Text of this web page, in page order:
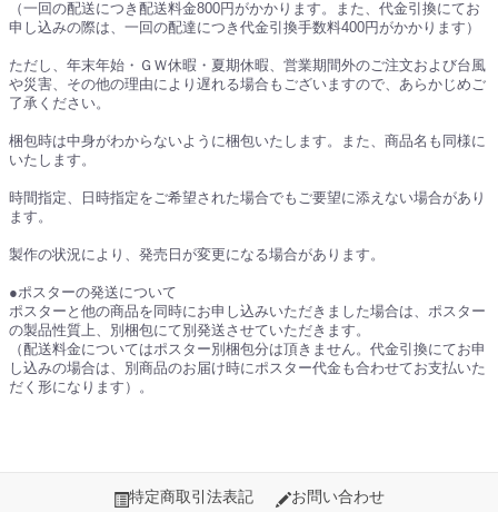
（一回の配送につき配送料金800円がかかります。また、代金引換にてお
申し込みの際は、一回の配達につき代金引換手数料400円がかかります）
ただし、年末年始・ＧＷ休暇・夏期休暇、営業期間外のご注文および台風
や災害、その他の理由により遅れる場合もございますので、あらかじめご
了承ください。
梱包時は中身がわからないように梱包いたします。また、商品名も同様に
いたします。
時間指定、日時指定をご希望された場合でもご要望に添えない場合があり
ます。
製作の状況により、発売日が変更になる場合があります。
●ポスターの発送について
ポスターと他の商品を同時にお申し込みいただきました場合は、ポスター
の製品性質上、別梱包にて別発送させていただきます。
（配送料金についてはポスター別梱包分は頂きません。代金引換にてお申
し込みの場合は、別商品のお届け時にポスター代金も合わせてお支払いた
だく形になります）。
特定商取引法表記 お問い合わせ